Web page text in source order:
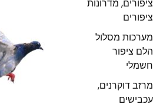
ציפורים, מדרונות
ציפורים
הלם ציפור
חשמלי
עכבישים